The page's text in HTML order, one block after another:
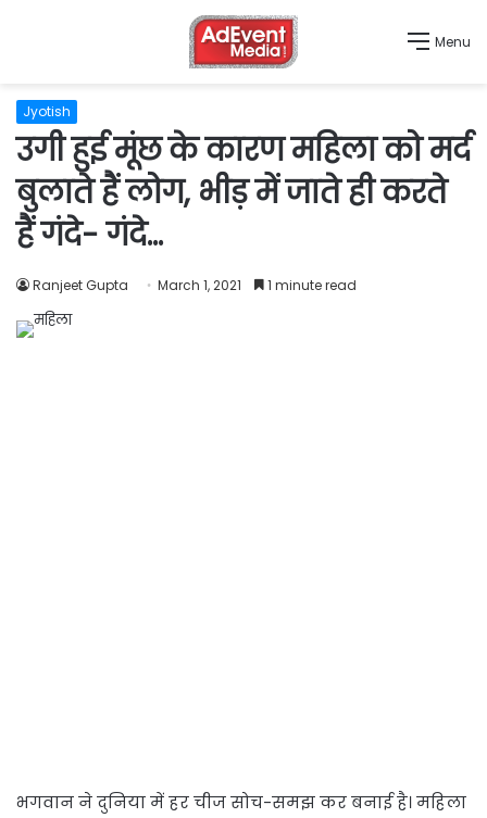
Menu
Jyotish
उगी हुई मूंछ के कारण महिला को मर्द
बुलाते हैं लोग, भीड़ में जाते ही करते
हैं गंदे- गंदे…
Ranjeet Gupta March 1, 2021 1 minute read
भगवान ने दुनिया में हर चीज सोच-समझ कर बनाई है। महिला